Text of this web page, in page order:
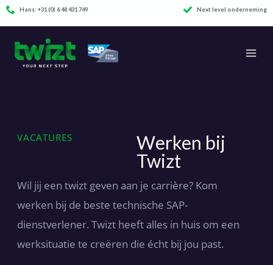
Ga
naar
inhoud
Hans: +31 (0) 6 48 431 749 Next level onderneming Onafhankelijk advies
VACATURES
Werken bij
Twizt
Wil jij een twizt geven aan je carrière? Kom
werken bij de beste technische SAP-
dienstverlener. Twizt heeft alles in huis om een
werksituatie te creëren die écht bij jou past.